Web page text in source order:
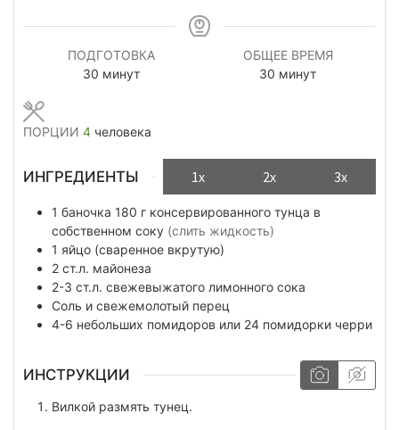
ПОДГОТОВКА
30 минуты
минут
ОБЩЕЕ ВРЕМЯ
30 минуты
минут
ПОРЦИИ 4 человека
ИНГРЕДИЕНТЫ 1x 2x 3x
1 баночка 180 г консервированного тунца в
собственном соку (слить жидкость)
1 яйцо (сваренное вкрутую)
2 ст.л. майонеза
2-3 ст.л. свежевыжатого лимонного сока
Соль и свежемолотый перец
4-6 небольших помидоров или 24 помидорки черри
ИНСТРУКЦИИ
Вилкой размять тунец.